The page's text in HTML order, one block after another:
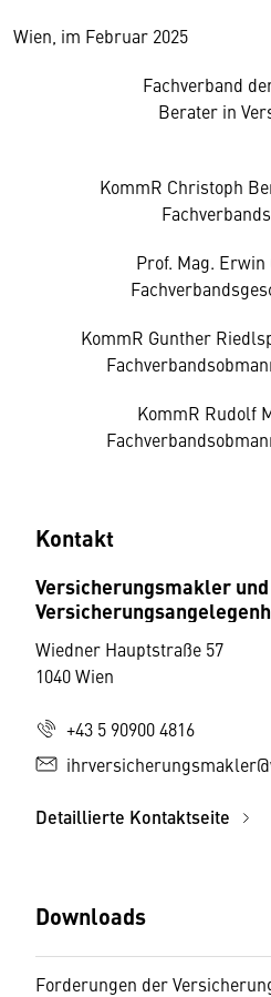
Wien, im Februar 2025
Fachverband
Berater in
KommR Christoph
Prof. Mag. Erwin
KommR Gunther
KommR Rudolf
Kontakt
Versicherungsmakler
Wiedner Hauptstraße 57
1040 Wien
+43 5 90900 4816
Detaillierte Kontaktseite
Downloads
Forderungen der